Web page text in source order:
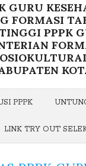
GURU
FORMASI
PPPK
PPPK
LINK TRY OUT